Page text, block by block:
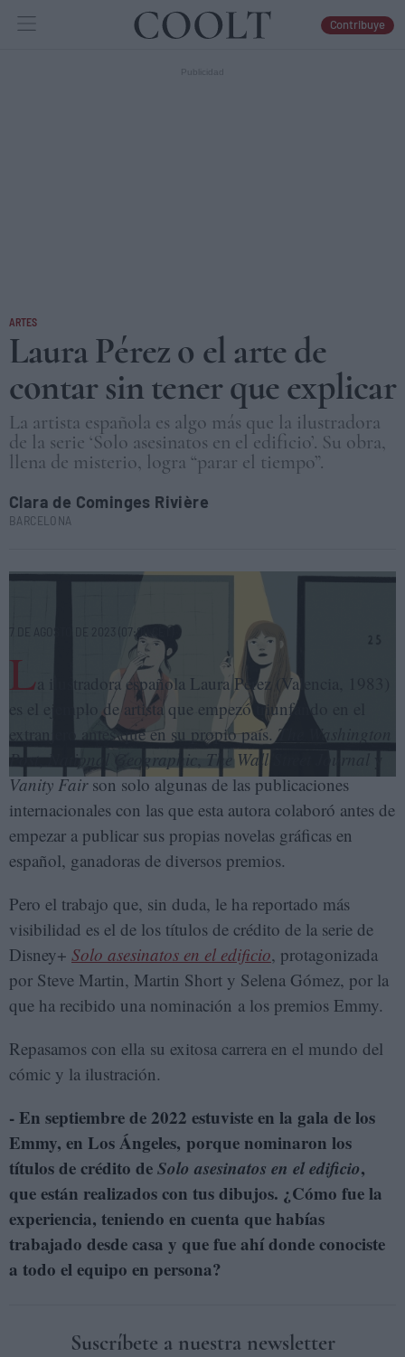
IDEAS
Contribuye
ARTES
Laura Pérez o el arte de
contar sin tener que explicar
La artista española es algo más que la ilustradora
de la serie ‘Solo asesinatos en el edificio’. Su obra,
llena de misterio, logra “parar el tiempo”.
Clara de Cominges Rivière
BARCELONA
Viñeta del cómic 'Tótem', de la ilustradora española Laura Pérez.
7 DE AGOSTO DE 2023 (07:00 CET)
L a ilustradora española Laura Pérez (Valencia, 1983)
es el ejemplo de artista que empezó triunfando en el
extranjero antes que en su propio país.The Washington
Post,National Geographic, The Wall Street Journal
Vanity Fairson solo algunas de las publicaciones
internacionales con las que esta autora colaboró antes de
empezar a publicar sus propias novelas gráficas en
español, ganadoras de diversos premios.
Pero el trabajo que, sin duda, le ha reportado más
visibilidad es el de los títulos de crédito de la serie de
Disney+ Solo asesinatos en el edificio, protagonizada
por Steve Martin, Martin Short y Selena Gómez, por la
que ha recibido una nominación a los premios Emmy.
Repasamos con ella su exitosa carrera en el mundo del
cómic y la ilustración.
- En septiembre de 2022 estuviste en la gala de los
Emmy, en Los Ángeles, porque nominaron los
títulos de crédito deSolo asesinatos en el edificio,
que están realizados con tus dibujos. ¿Cómo fue la
experiencia, teniendo en cuenta que habías
trabajado desde casa y que fue ahí donde conociste
a todo el equipo en persona?
Suscríbete a nuestra newsletter